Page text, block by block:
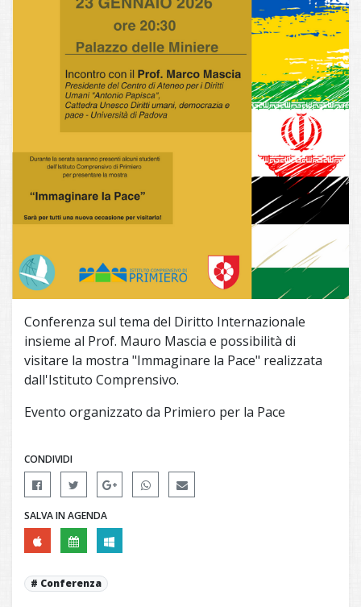
Conferenza sul tema del Diritto Internazionale
insieme al Prof. Mauro Mascia e possibilità di
visitare la mostra "Immaginare la Pace" realizzata
dall'Istituto Comprensivo.
Evento organizzato da Primiero per la Pace
CONDIVIDI
SALVA IN AGENDA
Conferenza